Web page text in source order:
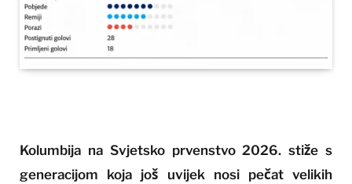
Kolumbija na Svjetsko prvenstvo 2026. stiže s
generacijom koja još uvijek nosi pečat velikih